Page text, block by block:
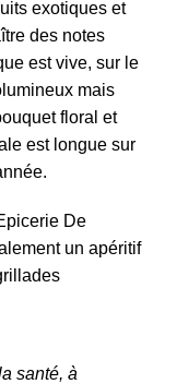
exotiques et
des notes
est vive, sur le
mais
floral et
est longue sur
De
un apéritif
santé, à